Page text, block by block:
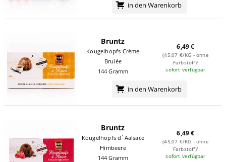
in den Warenkorb
Bruntz
Kougelhopfs Crème
Brulée
144 Gramm
6,49 €
(45,07 €/KG - ohne
Farbstoff)¹
sofort verfügbar
in den Warenkorb
Bruntz
Kougelhopfs d`Aalsace
Himbeere
144 Gramm
6,49 €
(45,07 €/KG - ohne
Farbstoff)¹
sofort verfügbar